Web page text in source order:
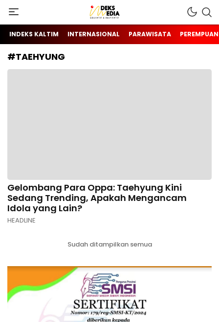
INDEKS MEDIA
Berita Hari Ini Di Indonesia & Internasional
INDEKS KALTIM INTERNASIONAL PARAWISATA
#TAEHYUNG
Gelombang Para Oppa: Taehyung Kini
Sedang Trending, Apakah Mengancam
Idola yang Lain?
HEADLINE
Sudah ditampilkan semua